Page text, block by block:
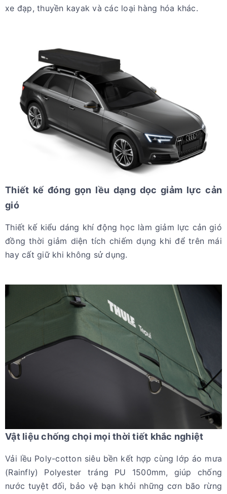
xe đạp, thuyền kayak và các loại hàng hóa khác.
Thiết kế đóng gọn lều dạng dọc giảm lực cản
gió
Thiết kế kiểu dáng khí động học làm giảm lực cản gió
đồng thời giảm diện tích chiếm dụng khi để trên mái
hay cất giữ khi không sử dụng.
Vật liệu chống chọi mọi thời tiết khắc nghiệt
Vải lều Poly-cotton siêu bền kết hợp cùng lớp áo mưa
(Rainfly) Polyester tráng PU 1500mm, giúp chống
nước tuyệt đối, bảo vệ bạn khỏi những cơn bão rừng